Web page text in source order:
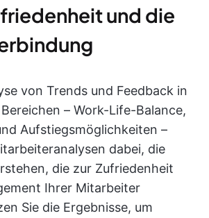
und die
von Trends und Feedback in
– Work-Life-Balance,
Aufstiegsmöglichkeiten –
dabei, die
die zur Zufriedenheit
Ihrer Mitarbeiter
Sie die Ergebnisse, um